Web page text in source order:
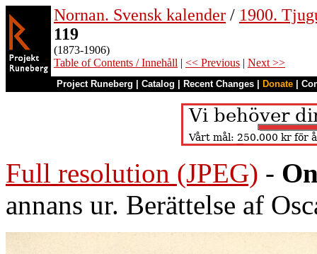
Nornan. Svensk kalender / 1900.
119
(1873-1906)
Table of Contents / Innehåll | << Previous | Next >>
Project Runeberg Catalog Recent Changes Donate
Full resolution (JPEG) -
annans ur. Berättelse af